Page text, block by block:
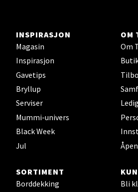
INSPIRASJON
Magasin
Inspirasjon
Gavetips
Bryllup
Serviser
Mummi-univers
Black Week
Jul
OM
Om
SORTIMENT
Borddekking
Bli
Harstad - Thon Senter
Kanebogen
Skillevegen 5, 9411 Harstad